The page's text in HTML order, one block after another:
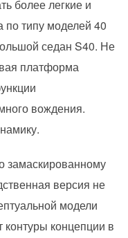
более легкие и
по типу моделей 40
седан S40. Не
платформа
вождения.
замаскированному
версия не
модели
концепции в